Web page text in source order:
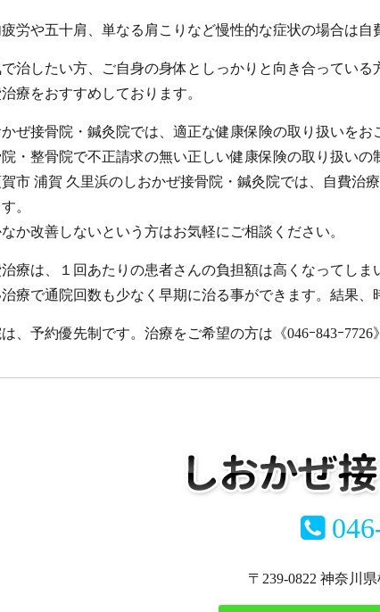
労や五十肩、単なる肩こりなど慢性的な症状の場合は自
治したい方、ご自身の身体としっかりと向き合ってい
療をおすすめしております。
かぜ接骨院・鍼灸院では、適正な健康保険の取り扱いをお
・整骨院で不正請求の無い正しい健康保険の取り扱いの
市 浦賀 久里浜のしおかぜ接骨院・鍼灸院では、自費治
。
か改善しないという方はお気軽にご相談ください。
治療は、１回あたりの患者さんの負担額は高くなってし
療で通院回数も少なく早期に治る事ができます。結果、
、予約優先制です。治療をご希望の方は《046ｰ843ｰ7726
〒239-0822 神奈川